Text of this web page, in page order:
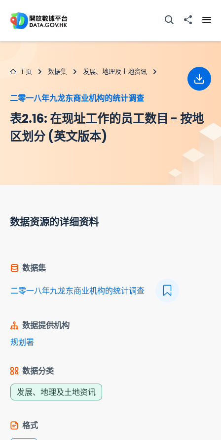
打开搜寻器分享至
主页 数据集 发展、地理及土地资讯
二零一八年九龙东商业机构的统计调查
表2.16: 在现址工作的员工数目 - 按地
区划分 (英文版本)
下载
数据资源的详细资料
数据集
二零一八年九龙东商业机构的统计调查
数据提供机构
规划署
数据分类
发展、地理及土地资讯
格式